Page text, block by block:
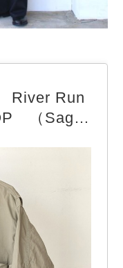
River Run
（Sag